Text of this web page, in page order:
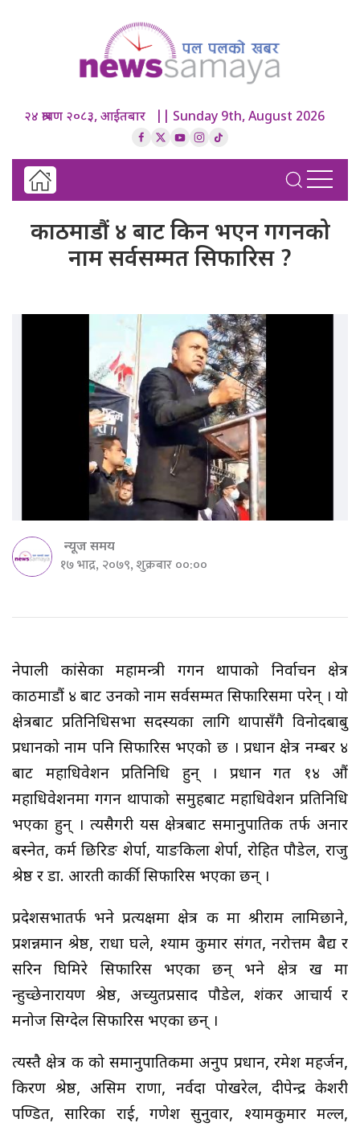
२४ श्रावण २०८३, आईतबार || Sunday 9th, August 2026
काठमाडौं ४ बाट किन भएन गगनको
नाम सर्वसम्मत सिफारिस ?
न्यूज समय
१७ भाद्र, २०७९, शुक्रबार ००:००
नेपाली कांग्रेसका महामन्त्री गगन थापाको निर्वाचन क्षेत्र
काठमाडौं ४ बाट उनको नाम सर्वसम्मत सिफारिसमा परेन् । यो
क्षेत्रबाट प्रतिनिधिसभा सदस्यका लागि थापासँगै विनोदबाबु
प्रधानको नाम पनि सिफारिस भएको छ । प्रधान क्षेत्र नम्बर ४
बाट महाधिवेशन प्रतिनिधि हुन् । प्रधान गत १४ औं
महाधिवेशनमा गगन थापाको समुहबाट महाधिवेशन प्रतिनिधि
भएका हुन् । त्यसैगरी यस क्षेत्रबाट समानुपातिक तर्फ अनार
बस्नेत, कर्म छिरिङ शेर्पा, याङकिला शेर्पा, रोहित पौडेल, राजु
श्रेष्ठ र डा. आरती कार्की सिफारिस भएका छन् ।
प्रदेशसभातर्फ भने प्रत्यक्षमा क्षेत्र क मा श्रीराम लामिछाने,
प्रशन्नमान श्रेष्ठ, राधा घले, श्याम कुमार संगत, नरोत्तम बैद्य र
सरिन घिमिरे सिफारिस भएका छन् भने क्षेत्र ख मा
न्हुच्छेनारायण श्रेष्ठ, अच्युतप्रसाद पौडेल, शंकर आचार्य र
मनोज सिग्देल सिफारिस भएका छन् ।
त्यस्तै क्षेत्र क को समानुपातिकमा अनुप प्रधान, रमेश महर्जन,
किरण श्रेष्ठ, असिम राणा, नर्वदा पोखरेल, दीपेन्द्र केशरी
पण्डित, सारिका राई, गणेश सुनुवार, श्यामकुमार मल्ल,